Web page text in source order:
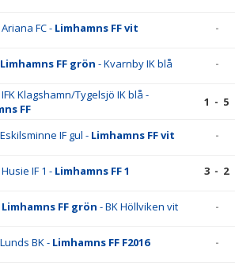
Ariana FC - Limhamns FF vit -
Limhamns FF grön - Kvarnby IK blå -
IFK Klagshamn/Tygelsjö IK blå -
FF
1 - 5
Eskilsminne IF gul - Limhamns FF vit -
Husie IF 1 - Limhamns FF 1 3 - 2
Limhamns FF grön - BK Höllviken vit -
Lunds BK - Limhamns FF F2016 -